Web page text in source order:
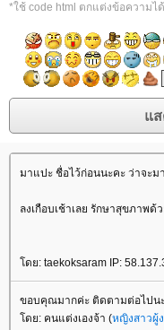
*ใช้ code html ตกแต่งข้อความไ
มาแปะ ชื่อไว้ก่อนนะคะ ว่าจะ
ลงเกือบเช้าเลย รักษาสุขภาพด้
โดย: taekoksaram IP:
ขอบคุณมากค่ะ ติดตามต่อไปน
โดย: คนแต่งเองจ้า (หญิงสาวผู้